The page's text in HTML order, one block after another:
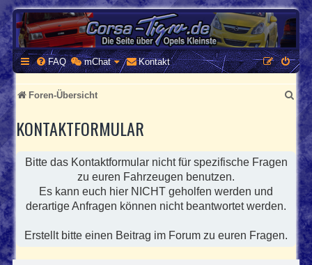
CORSA-TIGRA.DE
Homepage und Forum rund um Opel Corsa und Tigra
FAQ mChat Kontakt
Foren-Übersicht
S
u
h
KONTAKTFORMULAR
Bitte das Kontaktformular nicht für spezifische Fragen
zu euren Fahrzeugen benutzen.
Es kann euch hier NICHT geholfen werden und
derartige Anfragen können nicht beantwortet werden.
Erstellt bitte einen Beitrag im Forum zu euren Fragen.